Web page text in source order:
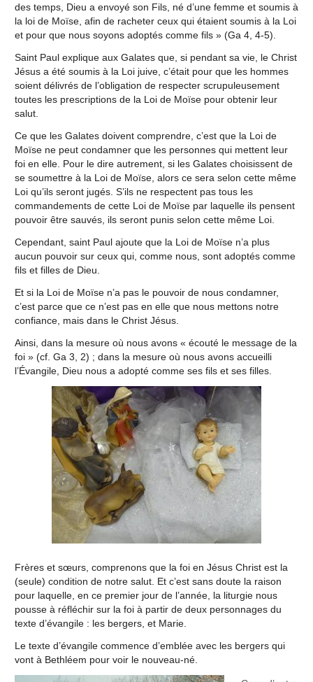
des temps, Dieu a envoyé son Fils, né d’une femme et soumis à
la loi de Moïse, afin de racheter ceux qui étaient soumis à la Loi
et pour que nous soyons adoptés comme fils » (Ga 4, 4-5).
Saint Paul explique aux Galates que, si pendant sa vie, le Christ
Jésus a été soumis à la Loi juive, c’était pour que les hommes
soient délivrés de l’obligation de respecter scrupuleusement
toutes les prescriptions de la Loi de Moïse pour obtenir leur
salut.
Ce que les Galates doivent comprendre, c’est que la Loi de
Moïse ne peut condamner que les personnes qui mettent leur
foi en elle. Pour le dire autrement, si les Galates choisissent de
se soumettre à la Loi de Moïse, alors ce sera selon cette même
Loi qu’ils seront jugés. S’ils ne respectent pas tous les
commandements de cette Loi de Moïse par laquelle ils pensent
pouvoir être sauvés, ils seront punis selon cette même Loi.
Cependant, saint Paul ajoute que la Loi de Moïse n’a plus
aucun pouvoir sur ceux qui, comme nous, sont adoptés comme
fils et filles de Dieu.
Et si la Loi de Moïse n’a pas le pouvoir de nous condamner,
c’est parce que ce n’est pas en elle que nous mettons notre
confiance, mais dans le Christ Jésus.
Ainsi, dans la mesure où nous avons « écouté le message de la
foi » (cf. Ga 3, 2) ; dans la mesure où nous avons accueilli
l’Évangile, Dieu nous a adopté comme ses fils et ses filles.
Frères et sœurs, comprenons que la foi en Jésus Christ est la
(seule) condition de notre salut. Et c’est sans doute la raison
pour laquelle, en ce premier jour de l’année, la liturgie nous
pousse à réfléchir sur la foi à partir de deux personnages du
texte d’évangile : les bergers, et Marie.
Le texte d’évangile commence d’emblée avec les bergers qui
vont à Bethléem pour voir le nouveau-né.